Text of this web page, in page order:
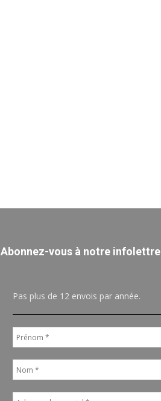
Abonnez-vous à notre infolettre
Pas plus de 12 envois par année.